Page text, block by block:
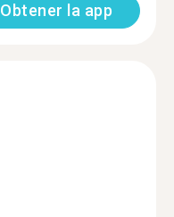
Obtener la app